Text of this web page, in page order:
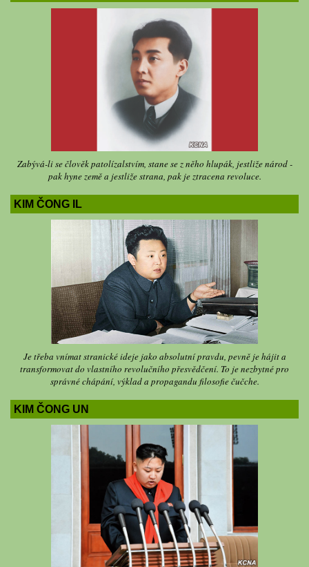
Zabývá-li se člověk patolízalstvím, stane se z něho hlupák, jestliže národ -
pak hyne země a jestliže strana, pak je ztracena revoluce.
KIM ČONG IL
Je třeba vnímat stranické ideje jako absolutní pravdu, pevně je hájit a
transformovat do vlastního revolučního přesvědčení. To je nezbytné pro
správné chápání, výklad a propagandu filosofie čučche.
KIM ČONG UN